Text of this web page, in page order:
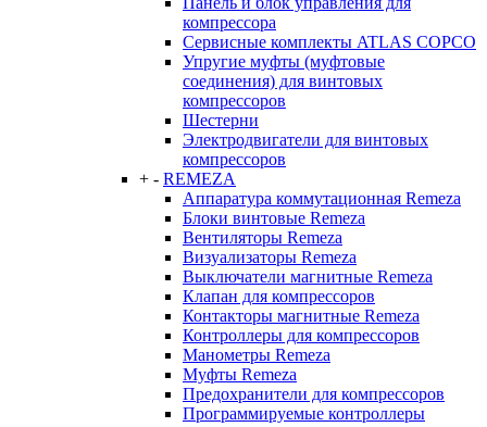
компрессора
Сервисные комплекты ATLAS COPCO
Упругие муфты (муфтовые
соединения) для винтовых
компрессоров
Шестерни
Электродвигатели для винтовых
компрессоров
+ - REMEZA
Аппаратура коммутационная Remeza
Блоки винтовые Remeza
Вентиляторы Remeza
Визуализаторы Remeza
Выключатели магнитные Remeza
Клапан для компрессоров
Контакторы магнитные Remeza
Контроллеры для компрессоров
Манометры Remeza
Муфты Remeza
Предохранители для компрессоров
Программируемые контроллеры